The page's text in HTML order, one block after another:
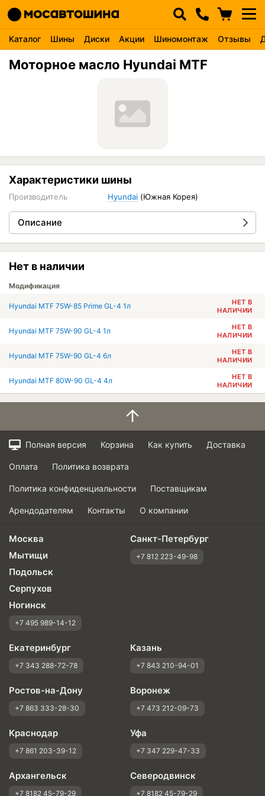
Каталог Шины Диски Акции Шиномонтаж Отзывы
Моторное масло Hyundai MTF
Характеристики шины
Производитель Hyundai (Южная Корея)
Описание
Нет в наличии
Модификация
Hyundai MTF 75W-85 Prime GL-4 1л
НЕТ В
НАЛИЧИИ
Hyundai MTF 75W-90 GL-4 1л
НЕТ В
НАЛИЧИИ
Hyundai MTF 75W-90 GL-4 6л
НЕТ В
НАЛИЧИИ
Hyundai MTF 80W-90 GL-4 4л
НЕТ В
НАЛИЧИИ
Полная версия Корзина Как купить Доставка
Оплата Политика возврата
Политика конфиденциальности Поставщикам
Арендодателям Контакты О компании
Москва
Мытищи
Подольск
Серпухов
Ногинск
+7 495 989-14-12
Санкт-Петербург
+7 812 223-49-98
Екатеринбург
+7 343 288-72-78
Казань
+7 843 210-94-01
Ростов-на-Дону
+7 863 333-28-30
Воронеж
+7 473 212-09-73
Краснодар
+7 861 203-39-12
Уфа
+7 347 229-47-33
Архангельск
+7 8182 45-79-29
Северодвинск
+7 8182 45-79-29